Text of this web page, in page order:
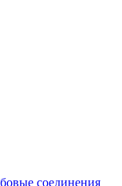
соединения